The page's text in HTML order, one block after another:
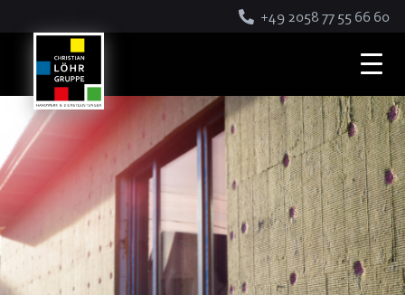
+49 2058 77 55 66 60